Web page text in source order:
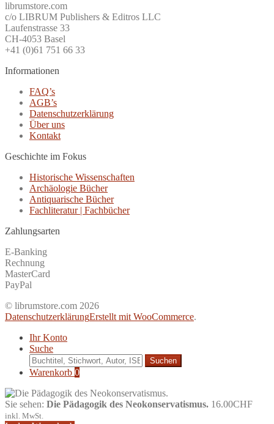
librumstore.com
c/o LIBRUM Publishers & Editros LLC
Laufenstrasse 33
CH-4053 Basel
+41 (0)61 751 66 33
Informationen
FAQ’s
AGB’s
Datenschutzerklärung
Über uns
Kontakt
Geschichte im Fokus
Historische Wissenschaften
Archäologie Bücher
Antiquarische Bücher
Fachliteratur | Fachbücher
Zahlungsarten
E-Banking
Rechnung
MasterCard
PayPal
© librumstore.com 2026
DatenschutzerklärungErstellt mit WooCommerce.
Ihr Konto
Suche
Suche
nach:
Warenkorb 0
Sie sehen: Die Pädagogik des Neokonservatismus. 16.00CHF
inkl. MwSt.